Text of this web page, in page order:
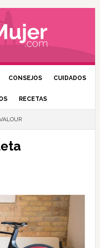
CONSEJOS CUIDADOS
RECETAS